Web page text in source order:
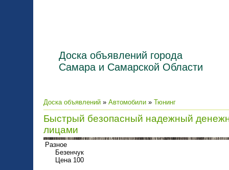
Доска объявлений города
Самара и Самарской Области
Доска объявлений » Автомобили » Тюнинг
Быстрый безопасный надежный
лицами
Разное
Безенчук
Цена 100